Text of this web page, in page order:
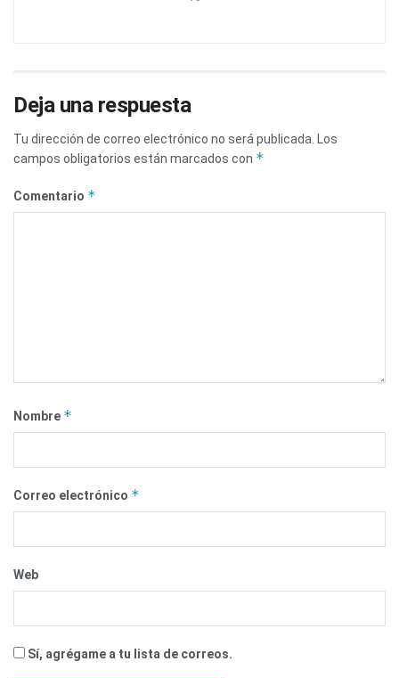
Deja una respuesta
Tu dirección de correo electrónico no será publicada.
Los
campos obligatorios están marcados con *
Comentario *
Nombre *
Correo electrónico *
Web
Sí, agrégame a tu lista de correos.